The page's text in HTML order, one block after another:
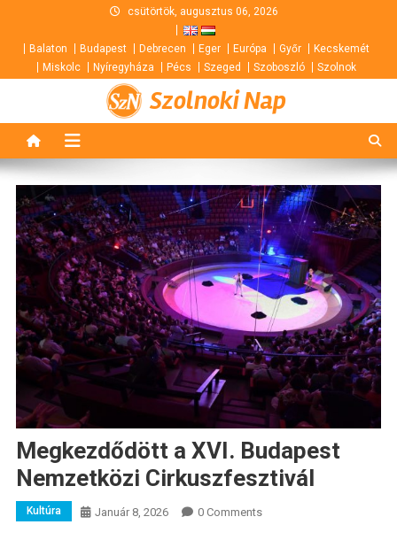
content
csütörtök, augusztus 06, 2026
Balaton Budapest Debrecen Eger Európa Győr
Kecskemét
Miskolc
Nyíregyháza Pécs Szeged Szoboszló Szolnok
Szolnoki Nap
Megkezdődött a XVI. Budapest
Nemzetközi Cirkuszfesztivál
Kultúra Január 8, 2026 0 Comments